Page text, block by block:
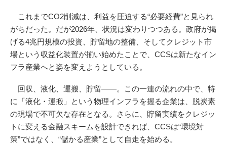
これまでCO2削減は、利益を圧迫する“必要経費”と見られ
がちだった。だが2026年、状況は変わりつつある。政府が掲
げる4兆円規模の投資、貯留地の整備、そしてクレジット市
場という収益化装置が揃い始めたことで、CCSは新たなイン
フラ産業へと姿を変えようとしている。
回収、液化、運搬、貯留――。この一連の流れの中で、特
に「液化・運搬」という物理インフラを握る企業は、脱炭素
の現場で不可欠な存在となる。さらに、貯留実績をクレジッ
トに変える金融スキームを設計できれば、CCSは“環境対
策”ではなく、“儲かる産業”として自走を始める。